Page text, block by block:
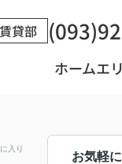
賃貸部
ホームエ
入り
お気軽